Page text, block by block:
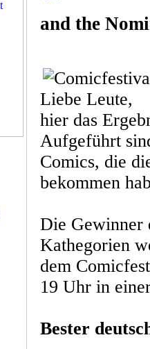
and the
Liebe Leute,
hier das
Aufgeführt
Comics, die
bekommen
Die Gewinner
Kathegorien
dem
19 Uhr in
Bester